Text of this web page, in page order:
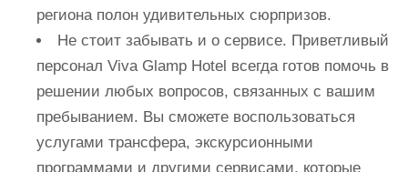
региона полон удивительных сюрпризов.
Не стоит забывать и о сервисе. Приветливый
персонал Viva Glamp Hotel всегда готов помочь в
решении любых вопросов, связанных с вашим
пребыванием. Вы сможете воспользоваться
услугами трансфера, экскурсионными
программами и другими сервисами, которые